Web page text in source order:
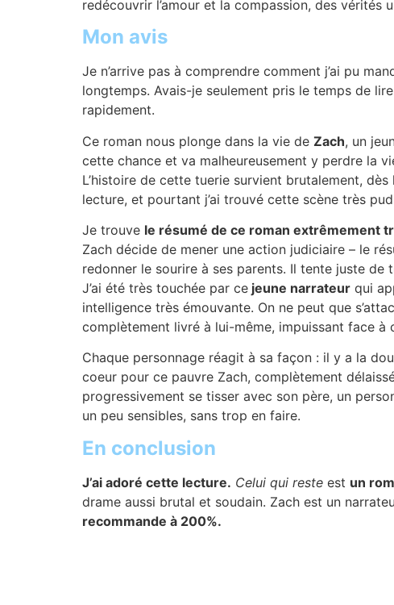
redécouvrir l’amour et la compassion, des
Mon avis
Je n’arrive pas à comprendre comment j’ai pu
longtemps. Avais-je seulement pris le temps de
rapidement.
Ce roman nous plonge dans la vie de Zach, un
cette chance et va malheureusement y perdre la
L’histoire de cette tuerie survient brutalement,
lecture, et pourtant j’ai trouvé cette scène très
Je trouve le résumé de ce roman extrêmement
Zach décide de mener une action judiciaire – le
redonner le sourire à ses parents. Il tente juste
J’ai été très touchée par ce jeune narrateur qui
intelligence très émouvante. On ne peut que
complètement livré à lui-même, impuissant face à
Chaque personnage réagit à sa façon : il y a la
coeur pour ce pauvre Zach, complètement
progressivement se tisser avec son père, un
un peu sensibles, sans trop en faire.
En conclusion
J’ai adoré cette lecture. Celui qui reste est un
drame aussi brutal et soudain. Zach est un
recommande à 200%.